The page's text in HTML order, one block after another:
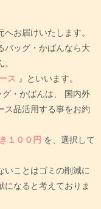
お届けいたします。
バッグ・かばんなら大
ス 』といいます。
・かばんは、
国内外
ス品活用する事をお約
１００円 を、選択して
いことはゴミの削減に
になると考えておりま